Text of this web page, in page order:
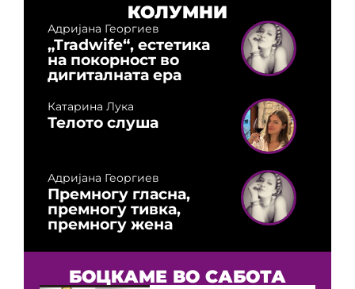
КОЛУМНИ
Адријана Георгиев
„Tradwife“, естетика
на покорност во
дигиталната ера
Катарина Лука
Телото слуша
Адријана Георгиев
Премногу гласна,
премногу тивка,
премногу жена
БОЦКАМЕ ВО САБОТА